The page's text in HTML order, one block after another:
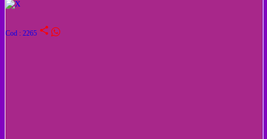
Cod : 2265 share